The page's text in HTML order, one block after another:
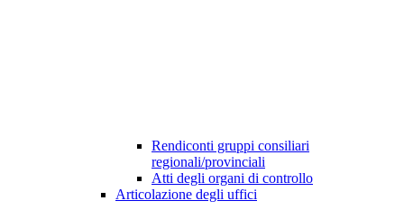
Rendiconti gruppi consiliari
regionali/provinciali
Atti degli organi di controllo
Articolazione degli uffici